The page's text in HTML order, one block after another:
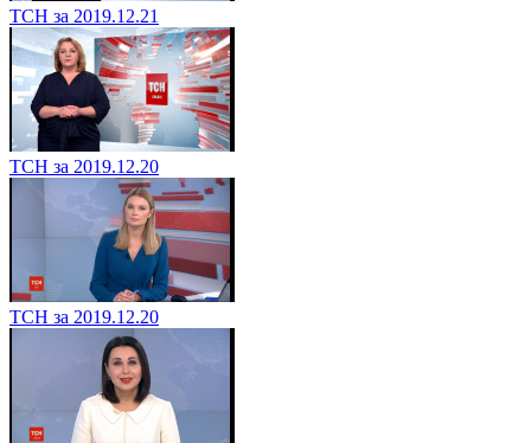
ТСН за 2019.12.21
ТСН за 2019.12.20
ТСН за 2019.12.20